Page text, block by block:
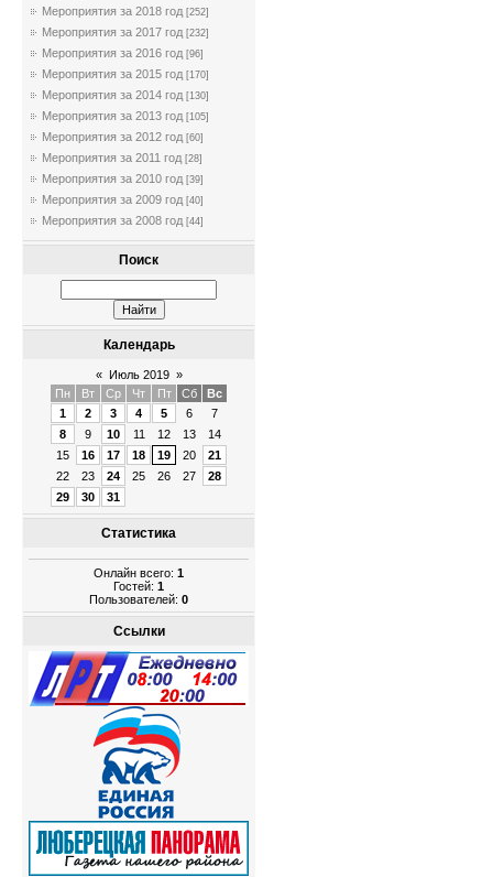
Мероприятия за 2018 год [252]
Мероприятия за 2017 год [232]
Мероприятия за 2016 год [96]
Мероприятия за 2015 год [170]
Мероприятия за 2014 год [130]
Мероприятия за 2013 год [105]
Мероприятия за 2012 год [60]
Мероприятия за 2011 год [28]
Мероприятия за 2010 год [39]
Мероприятия за 2009 год [40]
Мероприятия за 2008 год [44]
Поиск
Календарь
« Июль 2019 »
Пн
Вт Ср Чт Пт Сб
Вс
1
2 3 4 5 6
7
8
9 10 11 12 13
14
15
16 17 18 19 20
21
22
23 24 25 26 27
28
29
30 31
Статистика
Онлайн всего: 1
Гостей: 1
Пользователей: 0
Ссылки